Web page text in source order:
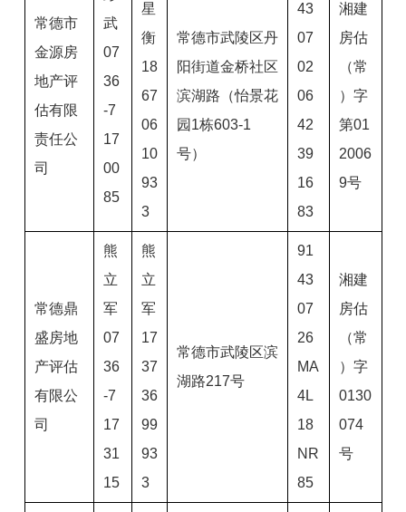
常德市
金源房
地产评
估有限
责任公
司
武
07
36
-7
17
00
85
星
衡
18
67
06
10
93
3
常德市武陵区丹
阳街道金桥社区
滨湖路（怡景花
园1栋603-1
号）
43
07
02
06
42
39
16
83
湘建
房估
（常
）字
第01
2006
9号
常德鼎
盛房地
产评估
有限公
司
熊
立
军
07
36
-7
17
31
15
熊
立
军
17
37
36
99
93
3
常德市武陵区滨
湖路217号
91
43
07
26
MA
4L
18
NR
85
湘建
房估
（常
）字
0130
074
号